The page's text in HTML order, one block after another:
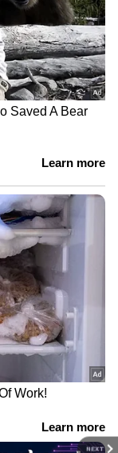
NEXT